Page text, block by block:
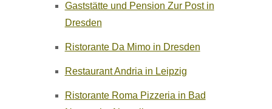
Gaststätte und Pension Zur Post in
Dresden
Ristorante Da Mimo in Dresden
Restaurant Andria in Leipzig
Ristorante Roma Pizzeria in Bad